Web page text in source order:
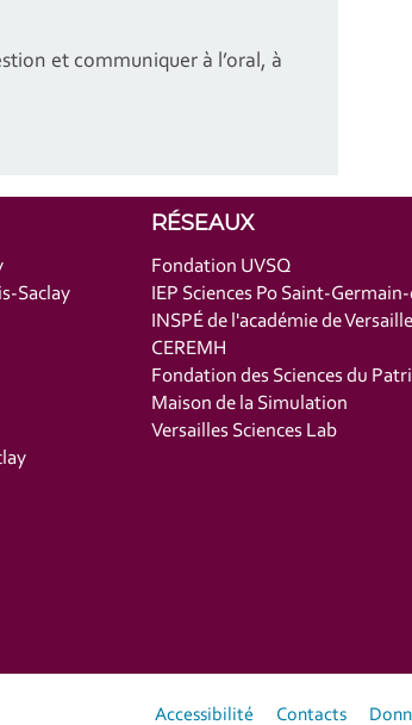
et communiquer à l’oral, à
Saclay
RÉSEAUX
Fondation UVSQ
IEP Sciences Po Saint-
INSPÉ de l'académie de
CEREMH
Fondation des Sciences du
Maison de la Simulation
Versailles Sciences Lab
Accessibilité Contacts